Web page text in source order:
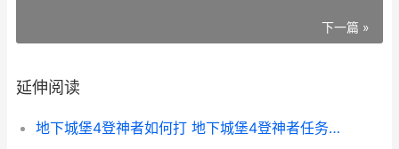
下一篇 »
延伸阅读
地下城堡4登神者如何打 地下城堡4登神者任务流程